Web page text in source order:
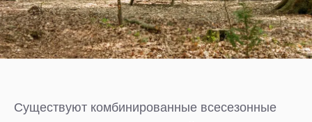
Существуют комбинированные всесезонные